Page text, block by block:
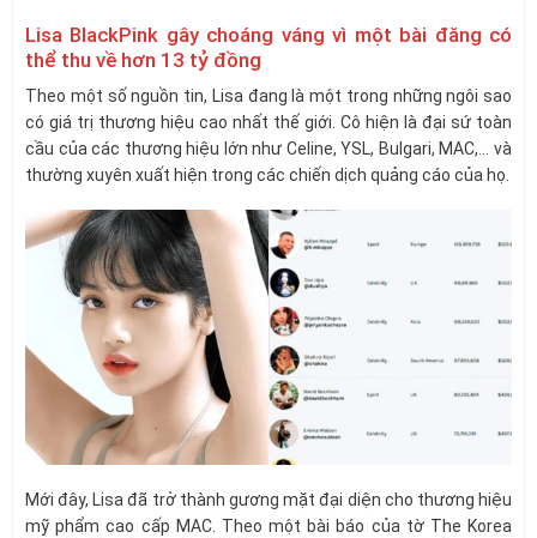
Lisa BlackPink gây choáng váng vì một bài đăng có
thể thu về hơn 13 tỷ đồng
Theo một số nguồn tin, Lisa đang là một trong những ngôi sao
có giá trị thương hiệu cao nhất thế giới. Cô hiện là đại sứ toàn
cầu của các thương hiệu lớn như Celine, YSL, Bulgari, MAC,… và
thường xuyên xuất hiện trong các chiến dịch quảng cáo của họ.
Mới đây, Lisa đã trở thành gương mặt đại diện cho thương hiệu
mỹ phẩm cao cấp MAC. Theo một bài báo của tờ The Korea